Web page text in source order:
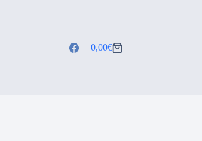
Shopping
0,00€